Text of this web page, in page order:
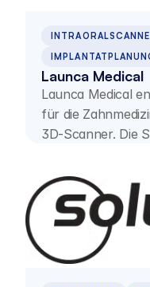
Launca Medical
Launca Medical
für die
3D-Scanner. Die
Praxis- und